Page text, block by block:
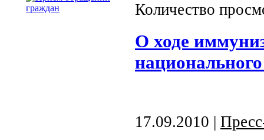
Количество
О ходе
17.09.2010 |